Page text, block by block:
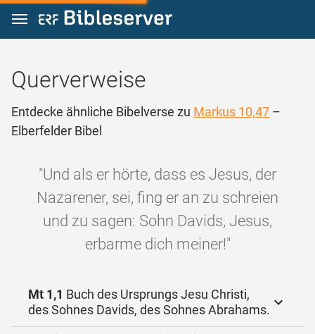
Zum Inhalt springen
Querverweise
Entdecke ähnliche Bibelverse zu Markus 10,47 –
Elberfelder Bibel
"Und als er hörte, dass es Jesus, der
Nazarener, sei, fing er an zu schreien
und zu sagen: Sohn Davids, Jesus,
erbarme dich meiner!"
Mt 1,1 Buch des Ursprungs Jesu Christi,
des Sohnes Davids, des Sohnes Abrahams.